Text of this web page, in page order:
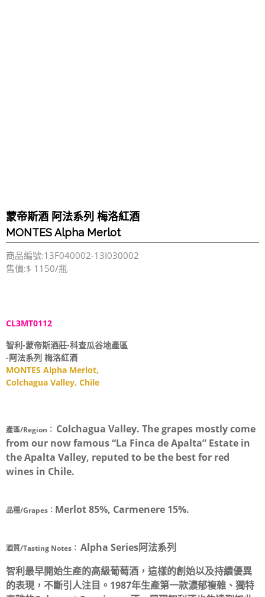
蒙帝斯酒 阿法系列 梅洛紅酒
MONTES Alpha Merlot
商品編號:13F040002-13I030002
售價:$ 1150/瓶
CL3MT0112
智利-蒙帝斯酒莊-科查瓜谷地產區
-阿法系列 梅洛紅酒
MONTES Alpha Merlot,
Colchagua Valley, Chile
產區/Region： Colchagua Valley. The grapes mostly come
from our now famous “La Finca de Apalta” Estate in
the Apalta Valley, reputed to be the best for red
wines in Chile.
品種/Grapes： Merlot 85%, Carmenere 15%.
酒質/Tasting Notes： Alpha Series阿法系列
智利最早開始生產的高級葡萄酒，這樣的創始以及持續優異
的表現，不斷引人注目。1987年生產第一款濃郁複雜、獨特